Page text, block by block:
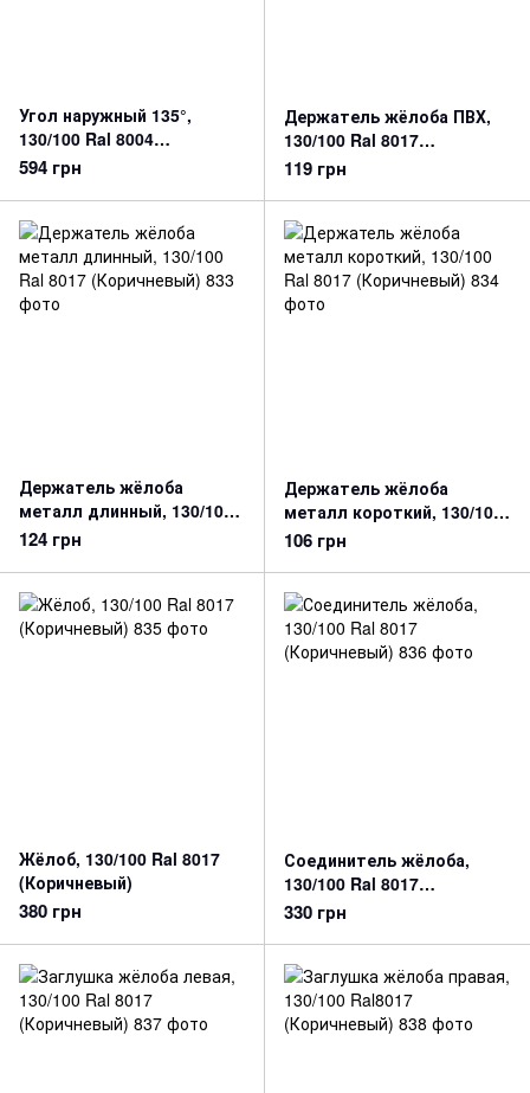
Угол наружный 135°,
130/100 Ral 8004
(Кирпичный)
594 грн
Держатель жёлоба ПВХ,
130/100 Ral 8017
(Коричневый)
119 грн
Держатель жёлоба
металл длинный, 130/100
Ral 8017 (Коричневый)
124 грн
Держатель жёлоба
металл короткий, 130/100
Ral 8017 (Коричневый)
106 грн
Жёлоб, 130/100 Ral 8017
(Коричневый)
380 грн
Соединитель жёлоба,
130/100 Ral 8017
(Коричневый)
330 грн